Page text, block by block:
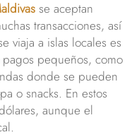
se aceptan
transacciones, así
viaja a islas locales es
pequeños, como
donde se pueden
o snacks. En estos
aunque el